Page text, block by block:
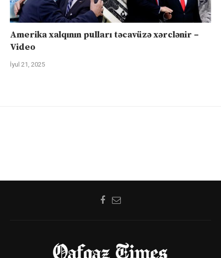
Amerika xalqının pulları təcavüzə xərclənir –
Video
İyul 21, 2025